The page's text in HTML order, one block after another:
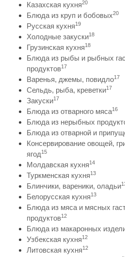
Казахская кухня20
Блюда из круп и бобовых20
Русская кухня19
Холодные закуски18
Грузинская кухня18
Блюда из рыбы и рыбных
продуктов17
Варенья, джемы, повидло17
Сельдь, рыба, креветки17
Закуски17
Блюда из отварного мяса16
Блюда из нерыбных
Блюда из отварной и
Консервирование овощей,
ягод15
Молдавская кухня14
Туркменская кухня13
Блинчики, вареники, оладьи
Белорусская кухня13
Блюда из мяса и мясных
продуктов12
Блюда из макаронных
Узбекская кухня12
Литовская кухня12